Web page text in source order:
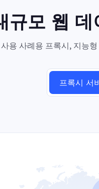
모 웹 데
용 사례용 프록시, 지능
프록시 서